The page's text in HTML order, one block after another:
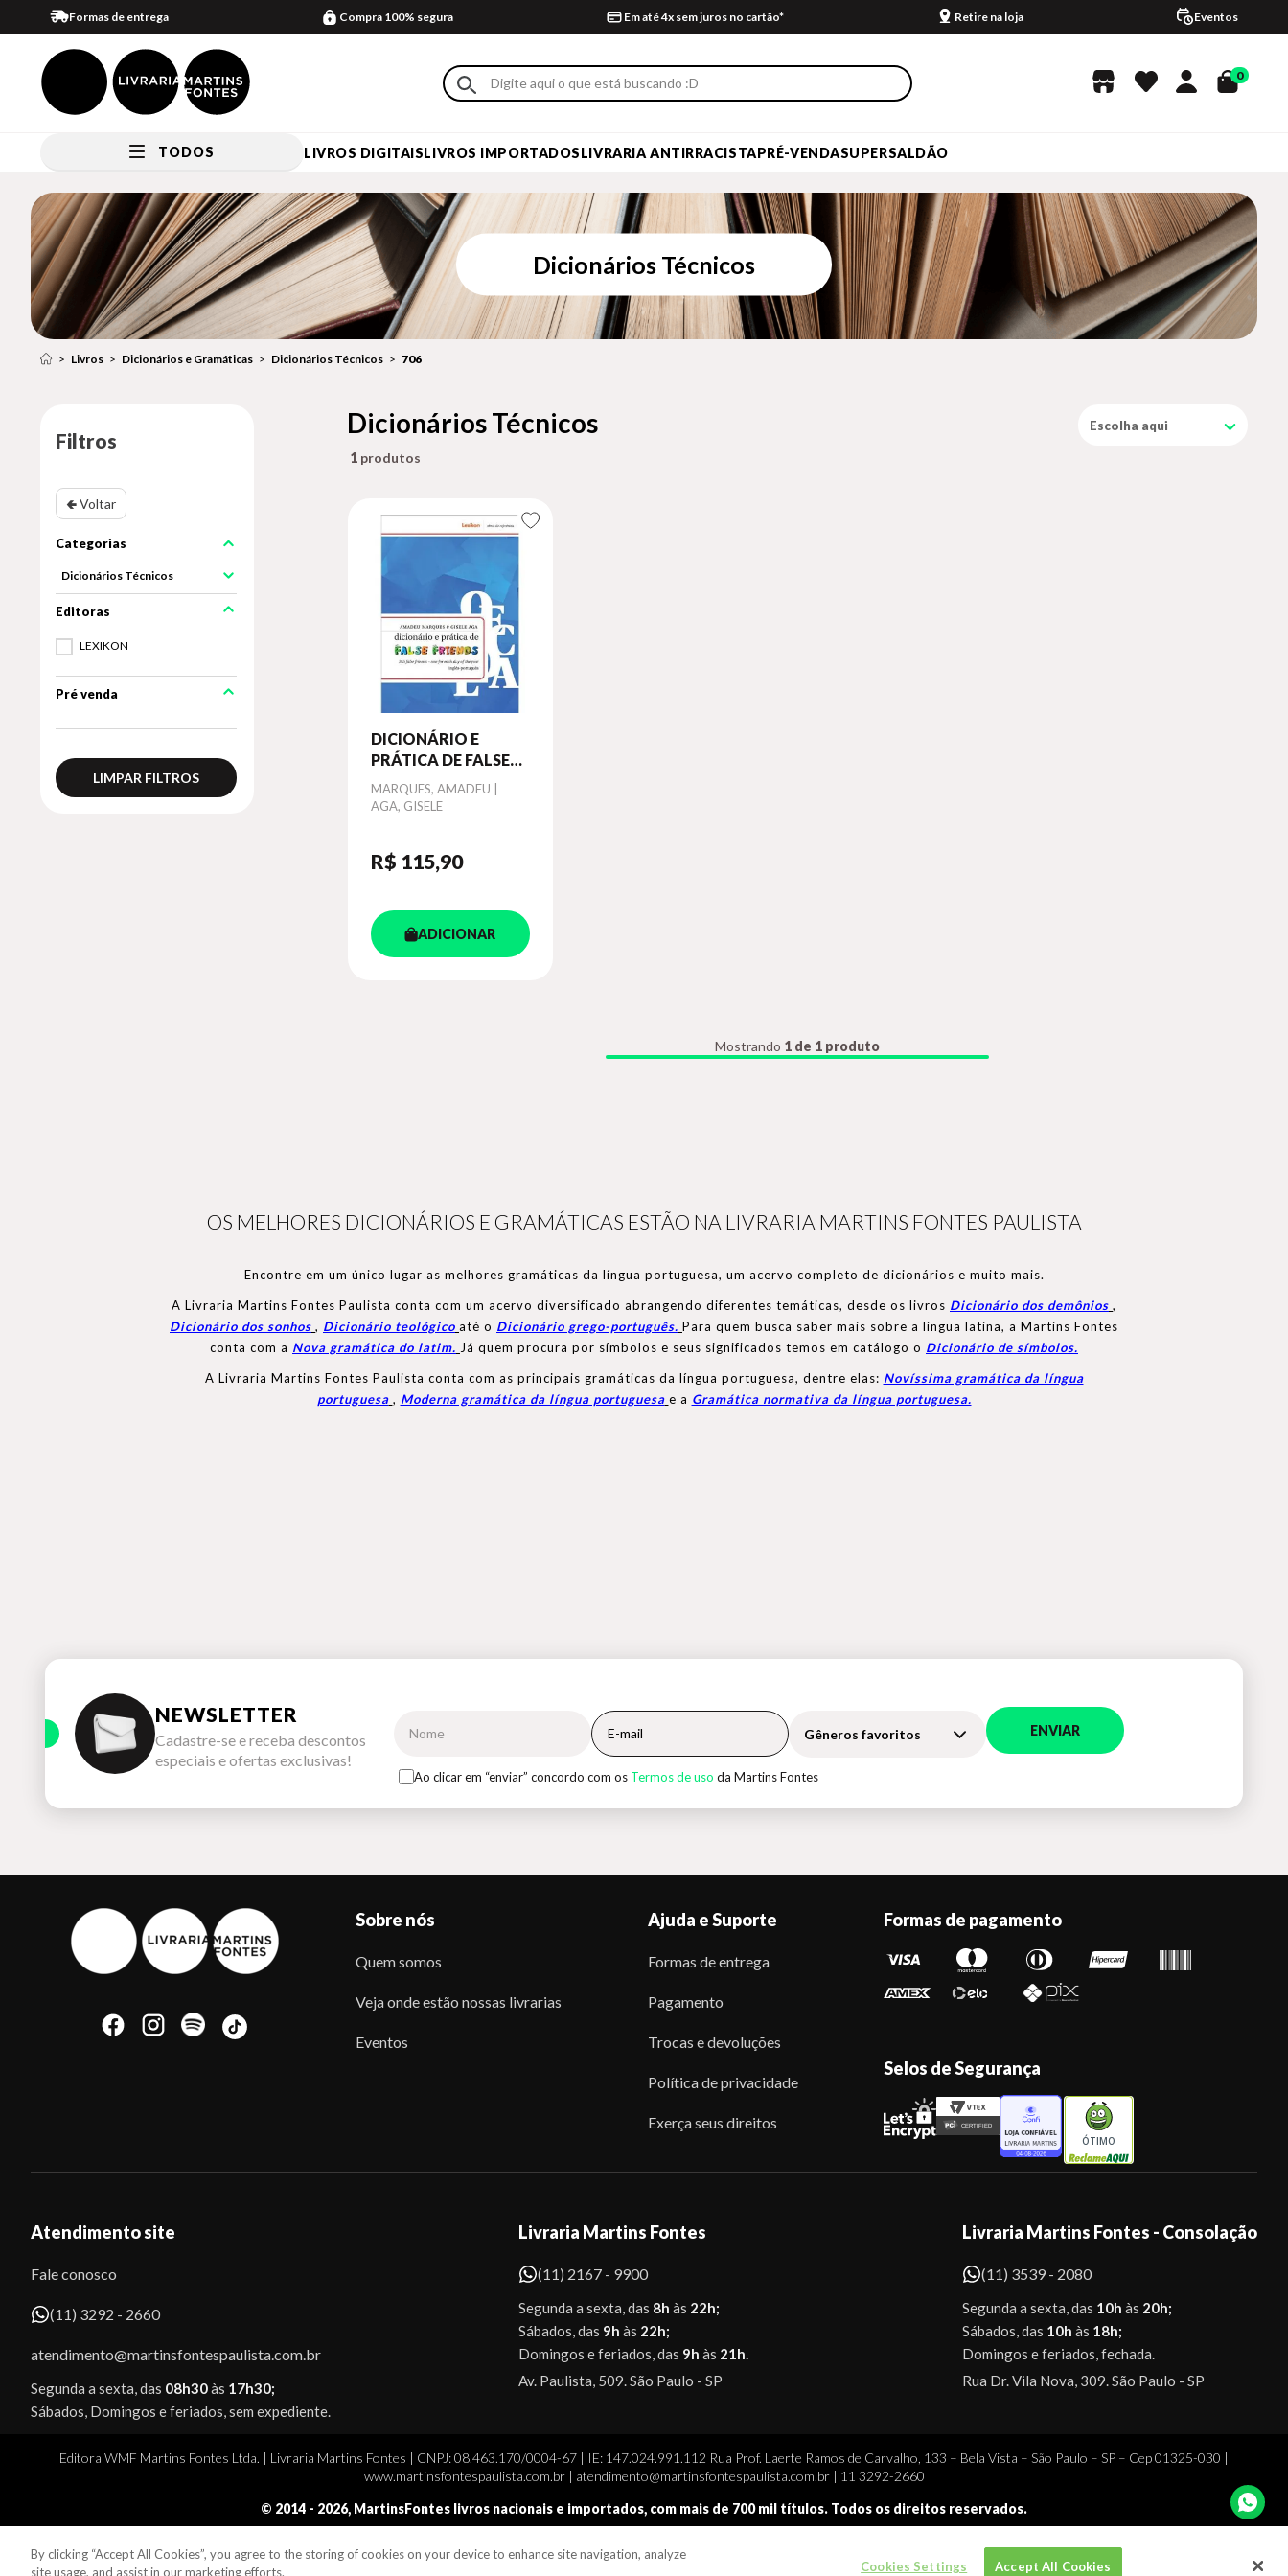
Formas de entrega Compra 100% segura Em até 4x sem juros no cartão* Retire na loja Eventos
0
TODOS LIVROS DIGITAISLIVROS IMPORTADOSLIVRARIA ANTIRRACISTAPRÉ-VENDASUPERSALDÃO
Dicionários Técnicos
Livros Dicionários e Gramáticas Dicionários Técnicos 706
Filtros
🢀 Voltar
Dicionários Técnicos
LEXIKON
Pré venda
LIMPAR FILTROS
Dicionários Técnicos Escolha aqui
1
DICIONÁRIO E
PRÁTICA DE FALSE
FRIENDS
Autor
MARQUES, AMADEU |
AGA, GISELE
R$ 115,90
ADICIONAR
Mostrando 1 de 1 produto
OS MELHORES DICIONÁRIOS E GRAMÁTICAS ESTÃO NA LIVRARIA MARTINS FONTES PAULISTA
Encontre em um único lugar as melhores gramáticas da língua portuguesa, um acervo completo de dicionários e muito mais.
A Livraria Martins Fontes Paulista conta com um acervo diversificado abrangendo diferentes temáticas, desde os livros Dicionário dos demônios ,
Dicionário dos sonhos , Dicionário teológico até o Dicionário grego-português. Para quem busca saber mais sobre a língua latina, a Martins Fontes
conta com a Nova gramática do latim. Já quem procura por símbolos e seus significados temos em catálogo o Dicionário de símbolos.
A Livraria Martins Fontes Paulista conta com as principais gramáticas da língua portuguesa, dentre elas: Novíssima gramática da língua
portuguesa , Moderna gramática da língua portuguesa e a Gramática normativa da língua portuguesa.
NEWSLETTER
Cadastre-se e receba descontos
especiais e ofertas exclusivas!
Gêneros favoritos ENVIAR
Ao clicar em “enviar” concordo com os Termos de uso da Martins Fontes
Sobe
Sobre nós
Quem somos
Veja onde estão nossas livrarias
Eventos
Ajuda e Suporte
Formas de entrega
Pagamento
Trocas e devoluções
Política de privacidade
Exerça seus direitos
Formas de pagamento
Selos de Segurança
ÓTIMO
Atendimento site
Fale conosco
(11) 3292 - 2660
atendimento@martinsfontespaulista.com.br
Segunda a sexta, das 08h30às 17h30;
Sábados, Domingos e feriados, sem expediente.
Livraria Martins Fontes
(11) 2167 - 9900
Segunda a sexta, das 8h às 22h;
Sábados, das 9h às 22h;
Domingos e feriados, das 9h às 21h.
Av. Paulista, 509. São Paulo - SP
Livraria Martins Fontes - Consolação
(11) 3539 - 2080
Segunda a sexta, das 10h às 20h;
Sábados, das 10h às 18h;
Domingos e feriados, fechada.
Rua Dr. Vila Nova, 309. São Paulo - SP
Editora WMF Martins Fontes Ltda. | Livraria Martins Fontes | CNPJ: 08.463.170/0004-67 | IE: 147.024.991.112 Rua Prof. Laerte Ramos de Carvalho, 133 – Bela Vista – São Paulo – SP – Cep 01325-030 |
www.martinsfontespaulista.com.br | atendimento@martinsfontespaulista.com.br | 11 3292-2660
© 2014 - 2026, MartinsFontes livros nacionais e importados, com mais de 700 mil títulos. Todos os direitos reservados.
By clicking “Accept All Cookies”, you agree to the storing of cookies on your device to enhance site navigation, analyze
site usage, and assist in our marketing efforts.
Cookies Settings Accept All Cookies